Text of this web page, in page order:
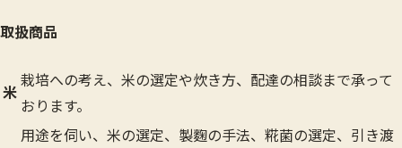
取扱商品
米
栽培への考え、米の選定や炊き方、配達の相談まで承って
おります。
用途を伺い、米の選定、製麴の手法、糀菌の選定、引き渡